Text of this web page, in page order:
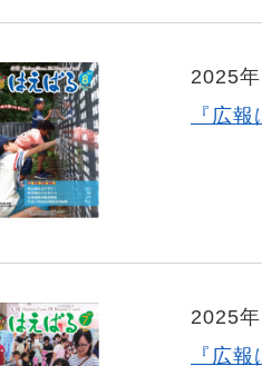
2025
『広
2025
『広